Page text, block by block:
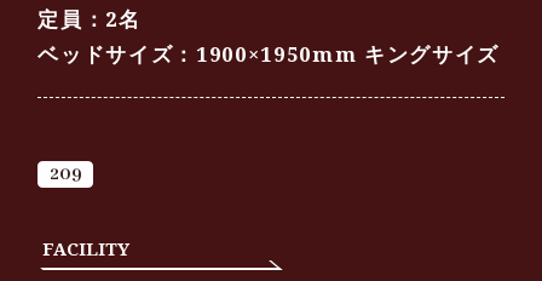
定員：2名
ベッドサイズ：1900×1950mm キングサイズ
209
FACILITY